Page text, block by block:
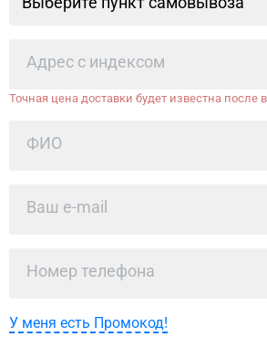
Точная цена доставки будет известна после
У меня есть Промокод!